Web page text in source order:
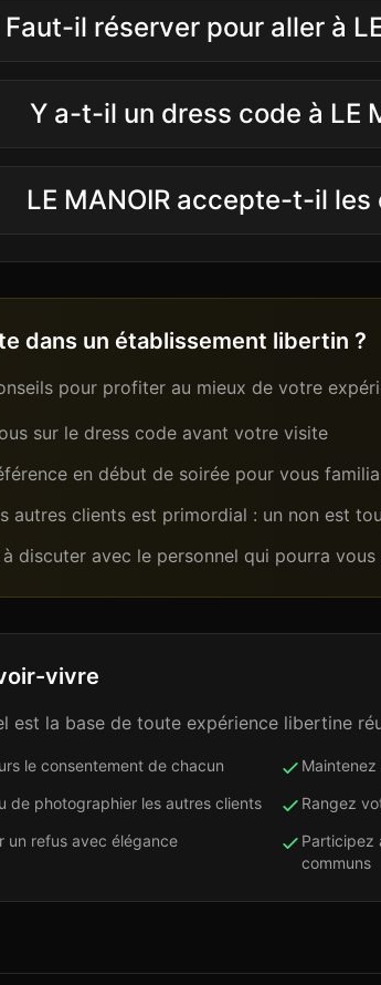
Faut-il réserver pour aller à
Y a-t-il un dress code à LE
LE MANOIR accepte-t-il les
dans un établissement libertin ?
pour profiter au mieux de votre
sur le dress code avant votre visite
en début de soirée pour vous
autres clients est primordial : un non est
discuter avec le personnel qui pourra vous
vivre
est la base de toute expérience libertine
le consentement de chacun
de photographier les autres clients
Rangez
un refus avec élégance
Participez
communs